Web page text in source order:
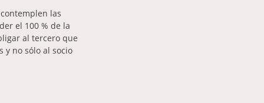
las
el 100 % de la
al tercero que
y no sólo al socio